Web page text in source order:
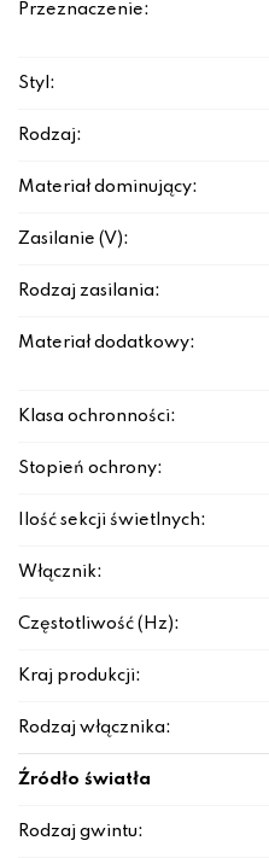
Przeznaczenie:
Styl:
Rodzaj:
Materiał dominujący:
Zasilanie (V):
Rodzaj zasilania:
Materiał dodatkowy:
Klasa ochronności:
Stopień ochrony:
Ilość sekcji świetlnych:
Włącznik:
Częstotliwość (Hz):
Kraj produkcji:
Rodzaj włącznika:
Źródło światła
Rodzaj gwintu: